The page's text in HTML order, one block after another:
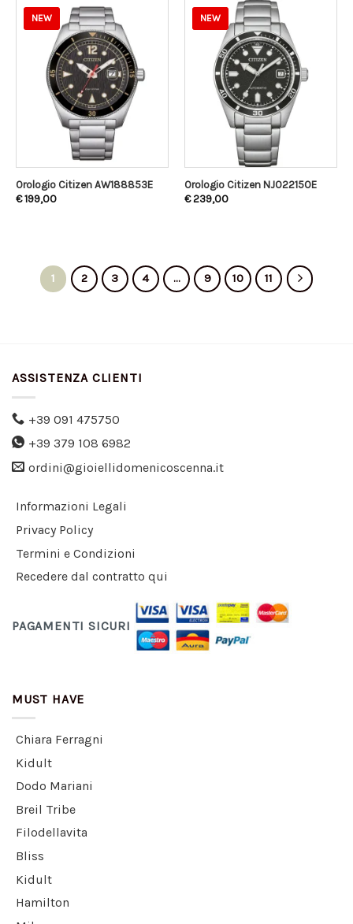
NEW
Orologio Citizen AW188853E
€199,00
NEW
Orologio Citizen NJ022150E
€239,00
1 2 3 4 … 9 10 11
ASSISTENZA CLIENTI
+39 091 475750
+39 379 108 6982
ordini@gioiellidomenicoscenna.it
Informazioni Legali
Privacy Policy
Termini e Condizioni
Recedere dal contratto qui
PAGAMENTI SICURI
MUST HAVE
Chiara Ferragni
Kidult
Dodo Mariani
Breil Tribe
Filodellavita
Bliss
Kidult
Hamilton